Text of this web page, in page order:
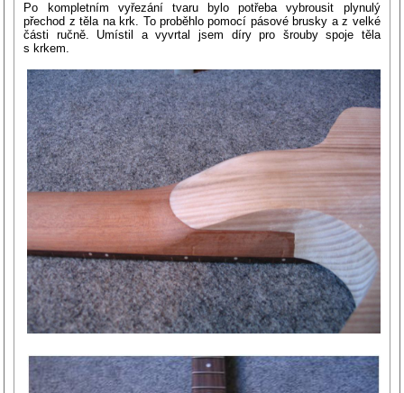
Po kompletním vyřezání tvaru bylo potřeba vybrousit plynulý
přechod z těla na krk. To proběhlo pomocí pásové brusky a z velké
části ručně. Umístil a vyvrtal jsem díry pro šrouby spoje těla
s krkem.